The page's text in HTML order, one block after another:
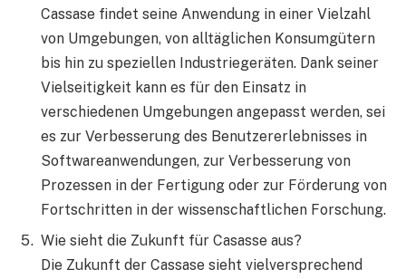
Cassase findet seine Anwendung in einer Vielzahl
von Umgebungen, von alltäglichen Konsumgütern
bis hin zu speziellen Industriegeräten. Dank seiner
Vielseitigkeit kann es für den Einsatz in
verschiedenen Umgebungen angepasst werden, sei
es zur Verbesserung des Benutzererlebnisses in
Softwareanwendungen, zur Verbesserung von
Prozessen in der Fertigung oder zur Förderung von
Fortschritten in der wissenschaftlichen Forschung.
Wie sieht die Zukunft für Casasse aus?
Die Zukunft der Cassase sieht vielversprechend